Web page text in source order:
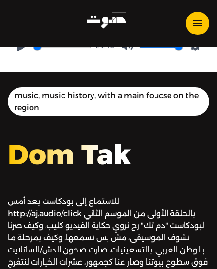
Dom Tak | دُمْ تَكْ - الفيديو كليب
21:46
music, music history, with a main foucse on the
region
Dom Tak
للاستماع إلى بودكاست بعد أمس
http://aj.audio/click بالحلقة الأولى من الموسم الثاني
لبودكاست "دم تك" رح نروي حكاية الفيديو كليب، وكيف صرنا
نشوف الموسيقى، مش بس نسمعها. وكيف بمرحلة ما
بالوطن العربي، بالتسعينيات، صارت صحون الدش/الساتلايت
فوق سطوح بيوتنا وصار عنا كجمهور، عشرات الخيارات لنتفرج